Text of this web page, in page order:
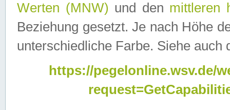
Werten (MNW) und den mittleren
Beziehung gesetzt. Je nach Höhe
unterschiedliche Farbe. Siehe auch
https://pegelonline.wsv.de/